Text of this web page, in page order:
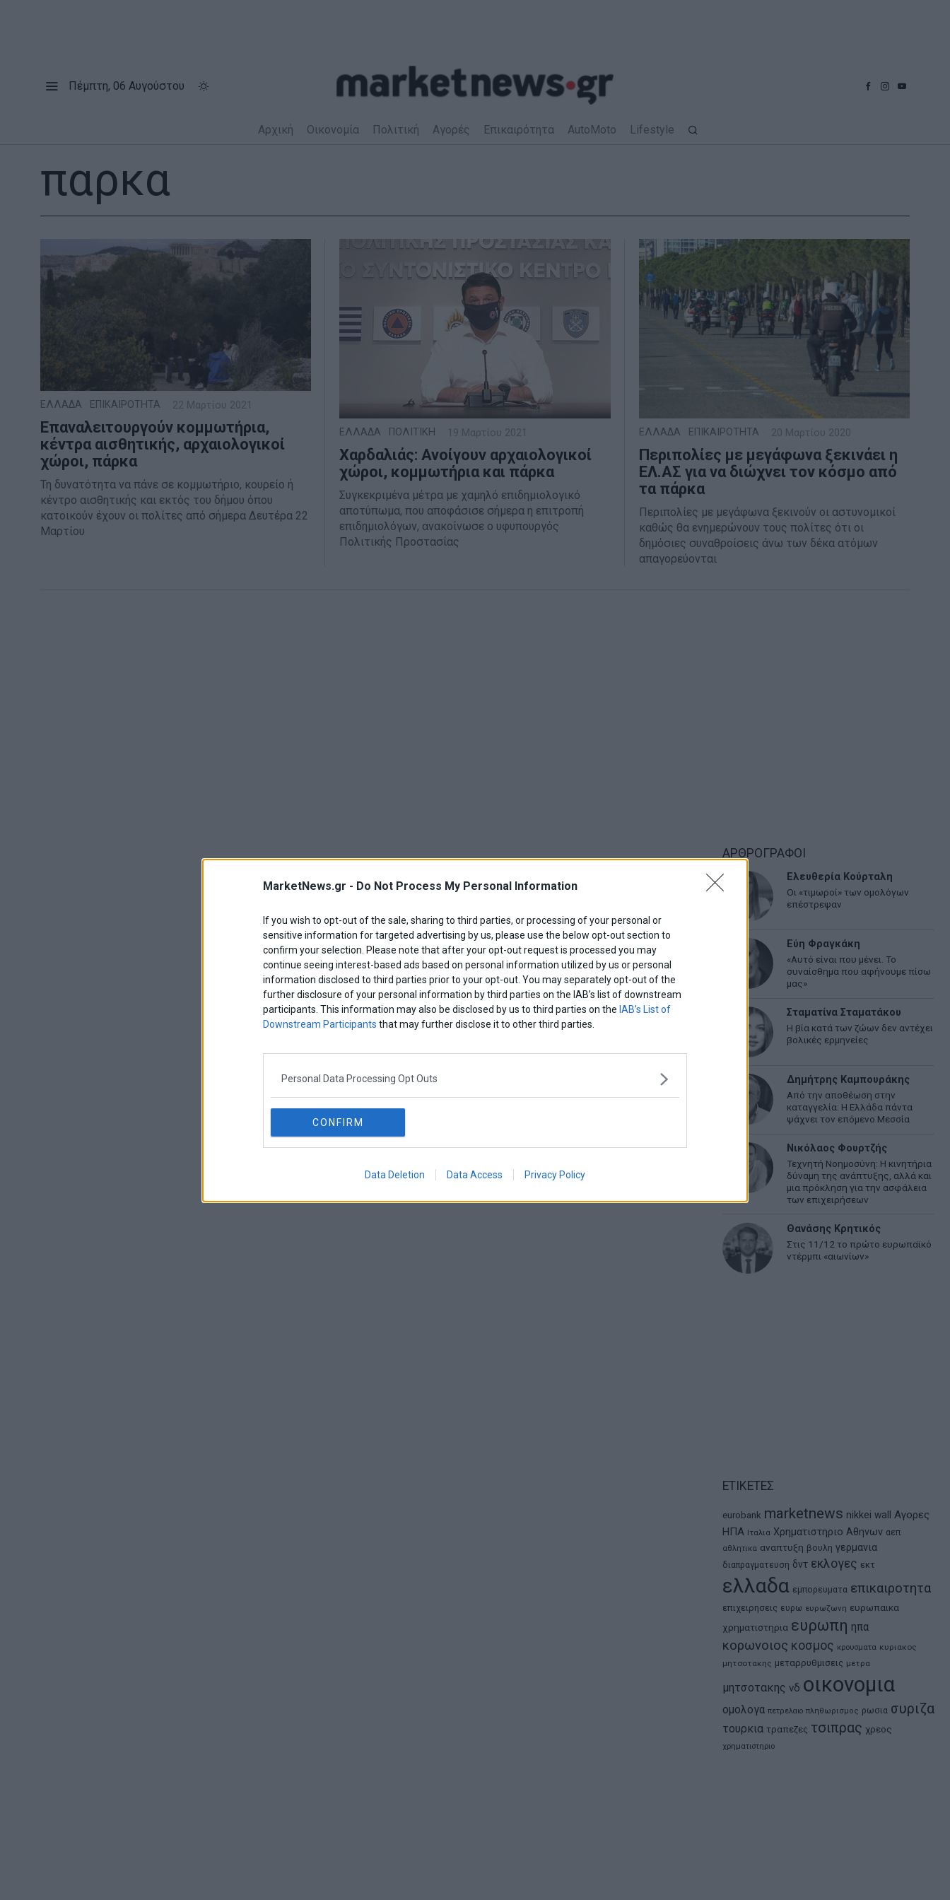
MarketNews.gr - Do Not Process My Personal Information
If you wish to opt-out of the sale, sharing to third parties, or processing of your personal or
sensitive information for targeted advertising by us, please use the below opt-out section to
confirm your selection. Please note that after your opt-out request is processed you may
continue seeing interest-based ads based on personal information utilized by us or personal
information disclosed to third parties prior to your opt-out. You may separately opt-out of the
further disclosure of your personal information by third parties on the IAB’s list of downstream
participants. This information may also be disclosed by us to third parties on the IAB’s List of
Downstream Participants that may further disclose it to other third parties.
Personal Data Processing Opt Outs
CONFIRM
Data Deletion Data Access Privacy Policy
Πέμπτη, 06 Αυγούστου
Αρχική Οικονομία Πολιτική Αγορές Επικαιρότητα AutoMoto Lifestyle
παρκα
ΕΛΛΑΔΑ ΕΠΙΚΑΙΡΟΤΗΤΑ 22 Μαρτίου 2021
Επαναλειτουργούν κομμωτήρια,
κέντρα αισθητικής, αρχαιολογικοί
χώροι, πάρκα
Τη δυνατότητα να πάνε σε κομμωτήριο, κουρείο ή
κέντρο αισθητικής και εκτός του δήμου όπου
κατοικούν έχουν οι πολίτες από σήμερα Δευτέρα 22
Μαρτίου
ΕΛΛΑΔΑ ΠΟΛΙΤΙΚΗ 19 Μαρτίου 2021
Χαρδαλιάς: Ανοίγουν αρχαιολογικοί
χώροι, κομμωτήρια και πάρκα
Συγκεκριμένα μέτρα με χαμηλό επιδημιολογικό
αποτύπωμα, που αποφάσισε σήμερα η επιτροπή
επιδημιολόγων, ανακοίνωσε ο υφυπουργός
Πολιτικής Προστασίας
ΕΛΛΑΔΑ ΕΠΙΚΑΙΡΟΤΗΤΑ 20 Μαρτίου 2020
Περιπολίες με μεγάφωνα ξεκινάει η
ΕΛ.ΑΣ για να διώχνει τον κόσμο από
τα πάρκα
Περιπολίες με μεγάφωνα ξεκινούν οι αστυνομικοί
καθώς θα ενημερώνουν τους πολίτες ότι οι
δημόσιες συναθροίσεις άνω των δέκα ατόμων
απαγορεύονται
ΑΡΘΡΟΓΡΑΦΟΙ
Ελευθερία Κούρταλη
Οι «τιμωροί» των ομολόγων
επέστρεψαν
Εύη Φραγκάκη
«Αυτό είναι που μένει. Το
συναίσθημα που αφήνουμε πίσω
μας»
Σταματίνα Σταματάκου
Η βία κατά των ζώων δεν αντέχει
βολικές ερμηνείες
Δημήτρης Καμπουράκης
Από την αποθέωση στην
καταγγελία: Η Ελλάδα πάντα
ψάχνει τον επόμενο Μεσσία
Νικόλαος Φουρτζής
Τεχνητή Νοημοσύνη: Η κινητήρια
δύναμη της ανάπτυξης, αλλά και
μια πρόκληση για την ασφάλεια
των επιχειρήσεων
Θανάσης Κρητικός
Στις 11/12 το πρώτο ευρωπαϊκό
ντέρμπι «αιωνίων»
ΕΤΙΚΕΤΕΣ
eurobank marketnews nikkei wall Αγορες
ΗΠΑ Ιταλια Χρηματιστηριο Αθηνων αεπ
αθλητικα αναπτυξη βουλη γερμανια
διαπραγματευση δντ εκλογες εκτ
ελλαδα εμπορευματα επικαιροτητα
επιχειρησεις ευρω ευρωζωνη ευρωπαικα
χρηματιστηρια ευρωπη ηπα
κορωνοιος κοσμος κρουσματα κυριακος
μητσοτακης μεταρρυθμισεις μετρα
μητσοτακης νδ οικονομια
ομολογα πετρελαιο πληθωρισμος ρωσια συριζα
τουρκια τραπεζες τσιπρας χρεος
χρηματιστηριο